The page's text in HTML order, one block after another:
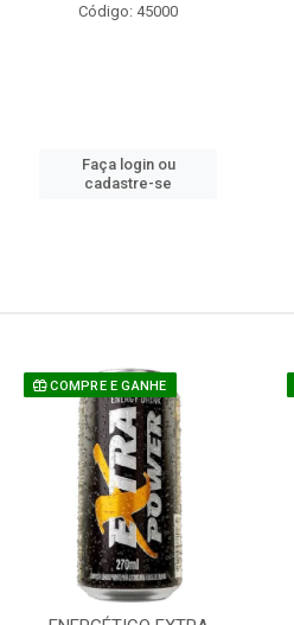
Código: 45000
Faça login ou
cadastre-se
COMPRE E GANHE